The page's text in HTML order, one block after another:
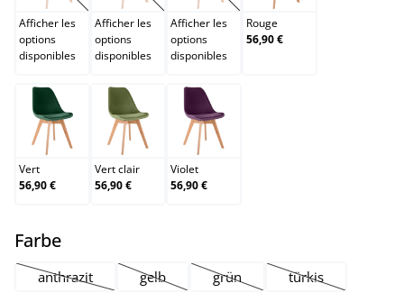
Afficher les
options
disponibles
Afficher les
options
disponibles
Afficher les
options
disponibles
Rouge
56,90 €
Vert
Vert
56,90 €
Vert clair
Vert clair
56,90 €
Violet
Violet
56,90 €
Farbeselect
anthrazit
(Cette option n'est pas disponible pour le moment.)
gelb
(Cette option n'est pas disponible pour le
grün
(Cette option n'est pas
türkis
(Cette option